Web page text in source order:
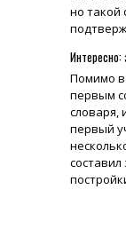
но такой
Интересно:
Помимо
первым
словаря,
первый